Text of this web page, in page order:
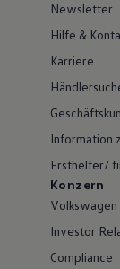
Newsletter
Hilfe &
Karriere
Information
Ersthelfer/
Konzern
Volkswagen
Investor
Compliance